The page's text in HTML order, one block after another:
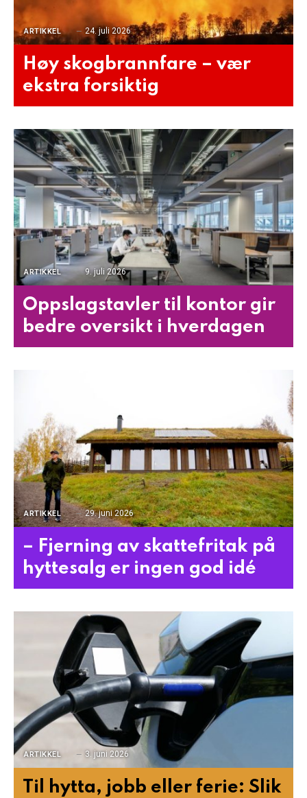
ARTIKKEL 24. juli 2026
Høy skogbrannfare – vær
ekstra forsiktig
ARTIKKEL 9. juli 2026
Oppslagstavler til kontor gir
bedre oversikt i hverdagen
ARTIKKEL 29. juni 2026
– Fjerning av skattefritak på
hyttesalg er ingen god idé
ARTIKKEL 3. juni 2026
Til hytta, jobb eller ferie: Slik